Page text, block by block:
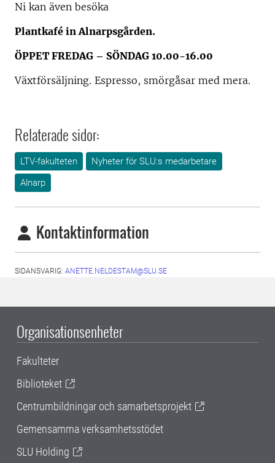
Ni kan även besöka
Plantkafé in Alnarpsgården.
ÖPPET FREDAG – SÖNDAG 10.00-16.00
Växtförsäljning. Espresso, smörgåsar med mera.
Relaterade sidor:
LTV-fakulteten
Nyheter för SLU:s medarbetare
Alnarp
Kontaktinformation
SIDANSVARIG: ANETTE.NELDESTAM@SLU.SE
Organisationsenheter
Fakulteter
Biblioteket
Centrumbildningar och samarbetsprojekt
Gemensamma verksamhetsstödet
SLU Holding